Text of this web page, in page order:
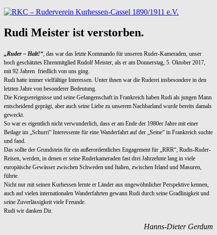
Rudi Meister ist verstorben.
„Ruder – Halt!“ , das war das letzte Kommando für unseren Ruder-Kameraden, unser
hoch geschätztes Ehrenmitglied Rudolf Meister, als er am Donnerstag, 5. Oktober 2017,
mit 92 Jahren friedlich von uns ging.
Rudi hatte immer vielfältige Interessen. Unter ihnen war die Ruderei insbesondere in den
letzten Jahre von besonderer Bedeutung.
Die Kriegsereignisse und seine Gefangenschaft in Frankreich haben Rudi als jungen Mann
entscheidend geprägt, aber auch seine Liebe zu unserem Nachbarland wurde bereits damals
geweckt.
So war es eigentlich nicht verwunderlich, dass er am Ende der 1980er Jahre mit einer
Beilage im „Schurri“ Interessente für eine Wanderfahrt auf der „Seine“ in Frankreich suchte
und fand.
Das sollte der Grundstein für ein außerordentliches Engagement für „RRR“, Rudis-Ruder-
Reisen, werden, in denen er seine Ruderkameraden fast drei Jahrzehnte lang in viele
europäische Gewässer zwischen Schweden und Italien, zwischen Irland und Masuren,
führte.
Nicht nur mit seinen Kurhessen lernte er Länder aus ungewöhnlicher Perspektive kennen,
auch auf vielen internationalen Wanderfahrten gewann Rudi durch seine Gradlinigkeit und
seine Zuverlässigkeit viele Freunde.
Rudi wir danken Dir.
Hanns-Dieter Gerdum